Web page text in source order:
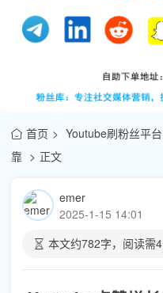
首页
Youtube刷粉丝平
靠
正文
emer
2025-1-15 14:01
本文约782字，阅读需4